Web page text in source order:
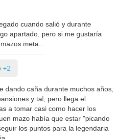
cuando salió y durante
apartado, pero si me gustaría
meta...
+2
dando caña durante muchos años,
y tal, pero llega el
a tomar casi como hacer los
mazo había que estar "picando
los puntos para la legendaria